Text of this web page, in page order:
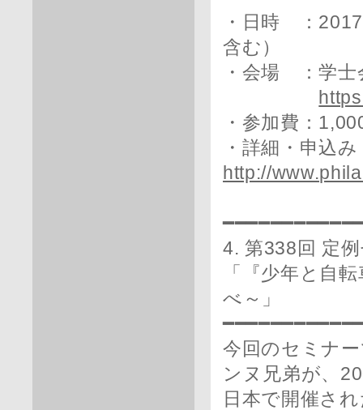
・日時 ：
含む）
・会場 ：学
・参加費：
・詳細・申込み
http://
4. 第338回 定
「『少年と自
べ～」
今回のセミナ
ンヌ兄弟が、
日本で開催さ